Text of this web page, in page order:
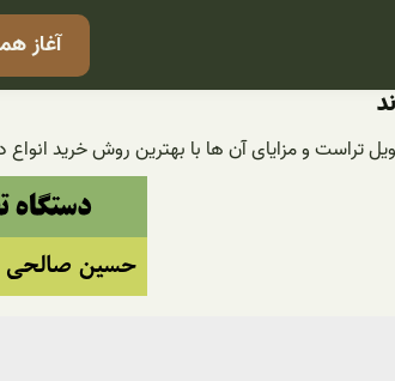
آغاز
و مزایای آن ها با بهترین روش خرید